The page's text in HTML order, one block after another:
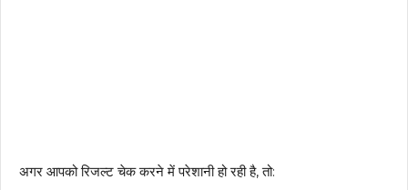
अगर आपको रिजल्ट चेक करने में परेशानी हो रही है, तो: